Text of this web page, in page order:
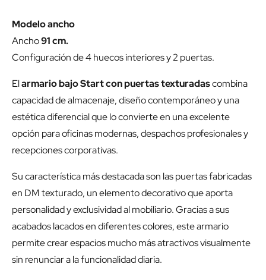
Modelo ancho
Ancho91 cm.
Configuración de 4 huecos interiores y 2 puertas.
Elarmario bajo Start con puertas texturadascombina
capacidad de almacenaje, diseño contemporáneo y una
estética diferencial que lo convierte en una excelente
opción para oficinas modernas, despachos profesionales y
recepciones corporativas.
Su característica más destacada son las puertas fabricadas
en DM texturado, un elemento decorativo que aporta
personalidad y exclusividad al mobiliario. Gracias a sus
acabados lacados en diferentes colores, este armario
permite crear espacios mucho más atractivos visualmente
sin renunciar a la funcionalidad diaria.